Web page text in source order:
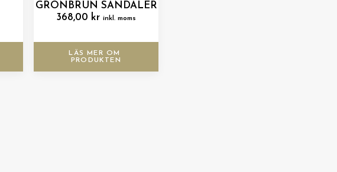
GRÖNBRUN SANDALER
368,00 kr inkl. moms
LÄS MER OM
PRODUKTEN